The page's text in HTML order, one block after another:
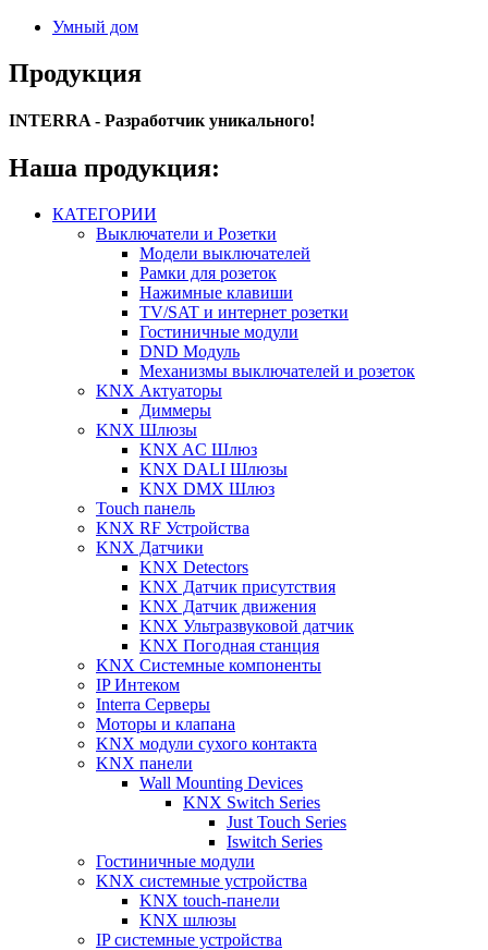
Умный дом
Продукция
INTERRA - Разработчик уникального!
Наша продукция:
КАТЕГОРИИ
Выключатели и Розетки
Модели выключателей
Рамки для розеток
Нажимные клавиши
TV/SAT и интернет розетки
Гостиничные модули
DND Модуль
Механизмы выключателей и розеток
KNX Актуаторы
Диммеры
KNX Шлюзы
KNX AC Шлюз
KNX DALI Шлюзы
KNX DMX Шлюз
Touch панель
KNX RF Устройства
KNX Датчики
KNX Detectors
KNX Датчик присутствия
KNX Датчик движения
KNX Ультразвуковой датчик
KNX Погодная станция
KNX Системные компоненты
IP Интеком
Interra Серверы
Моторы и клапана
KNX модули сухого контакта
KNX панели
Wall Mounting Devices
KNX Switch Series
Just Touch Series
Iswitch Series
Гостиничные модули
KNX системные устройства
KNX touch-панели
KNX шлюзы
IP системные устройства